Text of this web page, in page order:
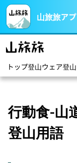
山旅旅ア
トップ登山ウェア登
行動食-山
登山用語